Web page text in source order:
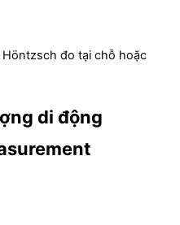
đo tại chỗ hoặc
di động